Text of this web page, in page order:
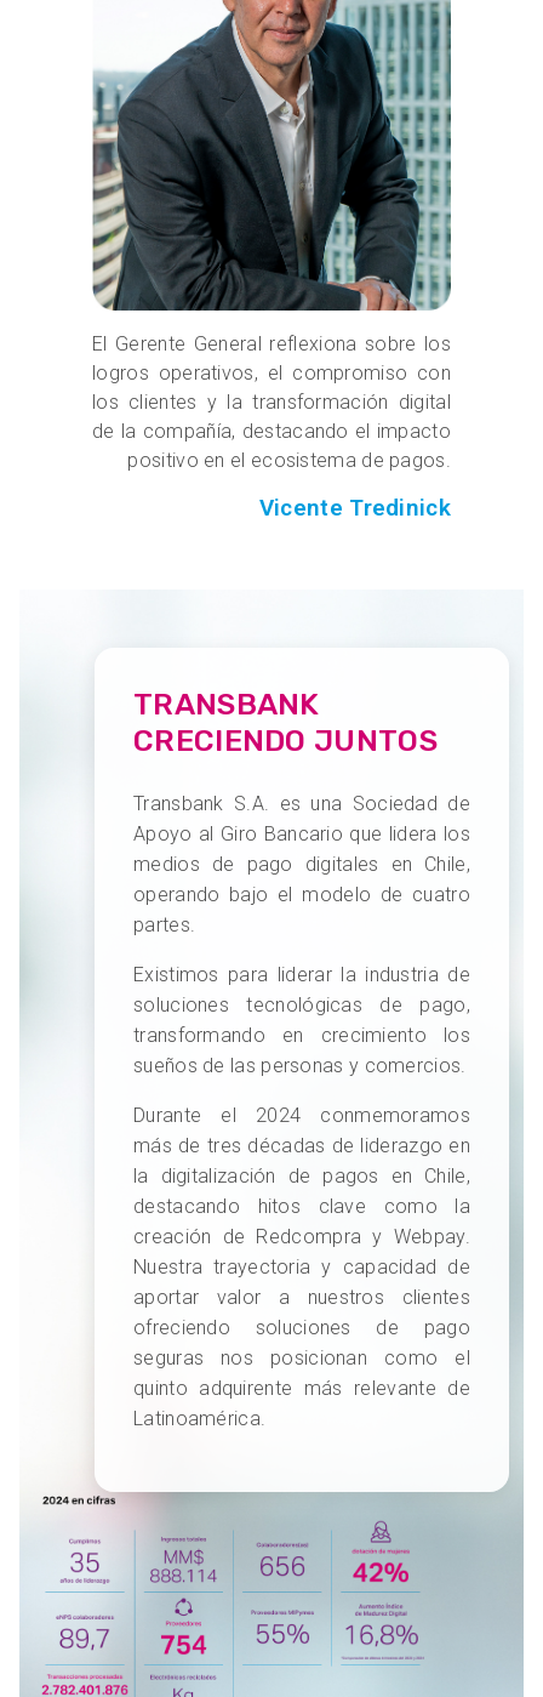
El Gerente General reflexiona sobre los
logros operativos, el compromiso con
los clientes y la transformación digital
de la compañía, destacando el impacto
positivo en el ecosistema de pagos.
Vicente Tredinick
TRANSBANK
CRECIENDO JUNTOS
Transbank S.A. es una Sociedad de
Apoyo al Giro Bancario que lidera los
medios de pago digitales en Chile,
operando bajo el modelo de cuatro
partes.
Existimos para liderar la industria de
soluciones tecnológicas de pago,
transformando en crecimiento los
sueños de las personas y comercios.
Durante el 2024 conmemoramos
más de tres décadas de liderazgo en
la digitalización de pagos en Chile,
destacando hitos clave como la
creación de Redcompra y Webpay.
Nuestra trayectoria y capacidad de
aportar valor a nuestros clientes
ofreciendo soluciones de pago
seguras nos posicionan como el
quinto adquirente más relevante de
Latinoamérica.